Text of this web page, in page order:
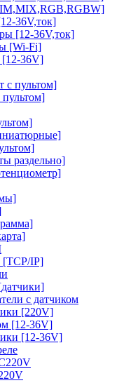
36V,ток]
[12-36V,ток]
[Wi-Fi]
[12-36V]
с пультом]
раздельно]
IP]
с датчиком
[220V]
[12-36V]
[12-36V]